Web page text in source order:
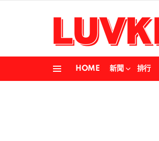
HOME 新聞 排行